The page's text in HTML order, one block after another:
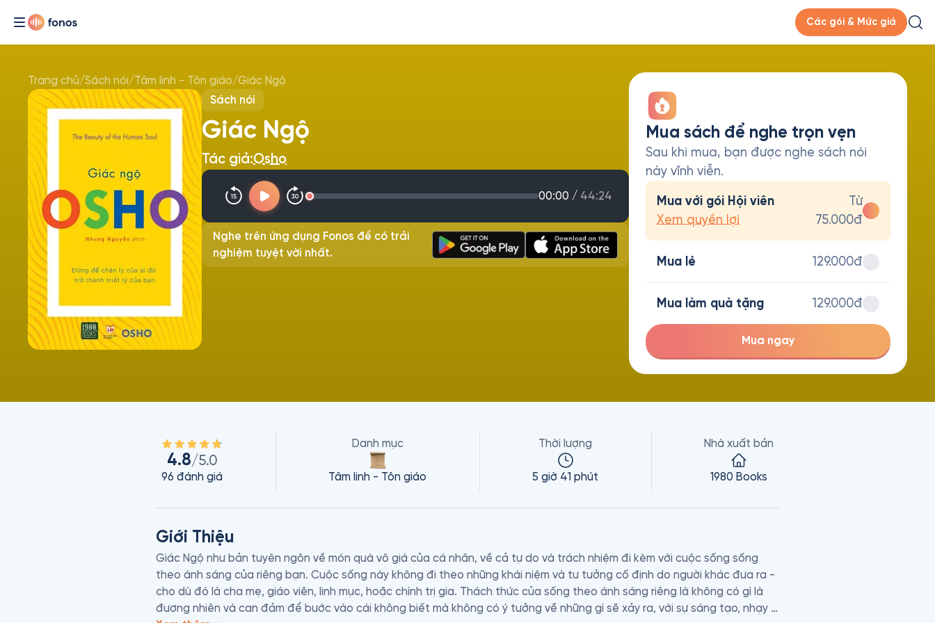
Các gói & Mức giá
Trang chủ/Sách nói/Tâm linh - Tôn giáo/Giác Ngộ
Sách nói
Giác Ngộ
Tác giả:Osho
00:00 / 44:24
Nghe trên ứng dụng Fonos để có trải
nghiệm tuyệt vời nhất.
Mua sách để nghe trọn vẹn
Sau khi mua, bạn được nghe sách nói
này vĩnh viễn.
Mua với gói Hội viên
Xem quyền lợi
Từ
75.000đ
Mua lẻ 129.000đ
Mua làm quà tặng 129.000đ
Mua ngay
4.8/5.0
96 đánh giá
Danh mục
Tâm linh - Tôn giáo
Thời lượng
5 giờ 41 phút
Nhà xuất bản
1980 Books
Giới Thiệu
Giác Ngộ như bản tuyên ngôn về món quà vô giá của cá nhân, về cả tự do và trách nhiệm đi kèm với cuộc sống sống
theo ánh sáng của riêng bạn. Cuộc sống này không đi theo những khái niệm và tư tưởng cố định do người khác đưa ra -
cho dù đó là cha mẹ, giáo viên, linh mục, hoặc chính trị gia. Thách thức của sống theo ánh sáng riêng là không có gì là
đương nhiên và can đảm để bước vào cái không biết mà không có ý tưởng về những gì sẽ xảy ra, với sự sáng tạo, nhạy